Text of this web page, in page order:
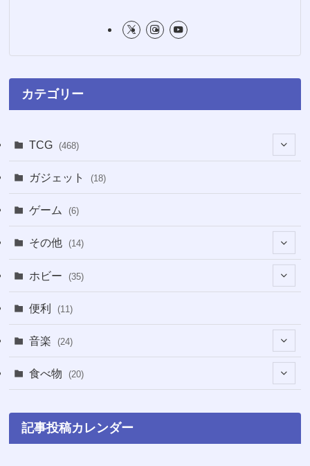
カテゴリー
TCG (468)
(16)
(1)
(3)
(12)
(4)
(7)
(22)
(8)
(5)
ガジェット (18)
ゲーム (6)
その他 (14)
(1)
ホビー (35)
便利 (11)
音楽 (24)
(18)
食べ物 (20)
(6)
記事投稿カレンダー